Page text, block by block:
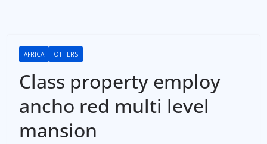
AFRICA OTHERS
Class property employ
ancho red multi level
mansion